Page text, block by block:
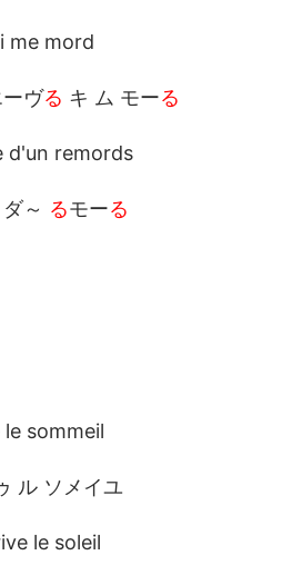
me mord
ヴる キ ム モーる
d'un remords
ダ～ るモーる
sommeil
ル ソメイユ
le soleil